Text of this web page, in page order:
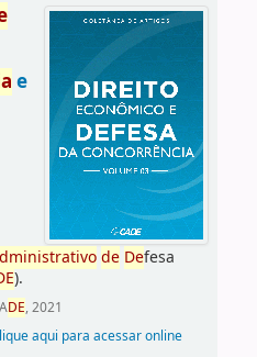
e
de Defesa
).
DE, 2021
aqui para acessar online